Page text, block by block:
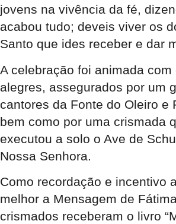
jovens na vivência da fé,
acabou tudo; deveis viver os
Santo que ides receber e dar
A celebração foi animada com
alegres, assegurados por um
cantores da Fonte do Oleiro e
bem como por uma crismada
executou a solo o Ave de
Nossa Senhora.
Como recordação e incentivo
melhor a Mensagem de
crismados receberam o livro